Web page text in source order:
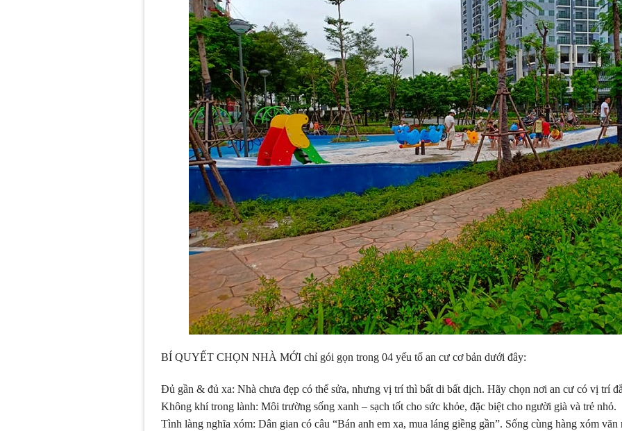
BÍ QUYẾT CHỌN NHÀ MỚI chỉ gói gọn trong 04 yếu tố an cư cơ bản dưới đây:
Đủ gần & đủ xa: Nhà chưa đẹp có thể sửa, nhưng vị trí thì bất di bất dịch. Hãy chọn nơi an cư có vị trí
Không khí trong lành: Môi trường sống xanh – sạch tốt cho sức khỏe, đặc biệt cho người già và trẻ nhỏ.
Tình làng nghĩa xóm: Dân gian có câu “Bán anh em xa, mua láng giềng gần”. Sống cùng hàng xóm